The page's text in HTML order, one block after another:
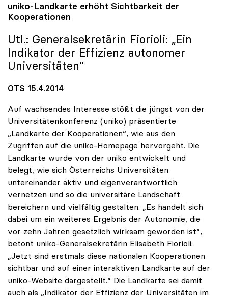
uniko-Landkarte erhöht Sichtbarkeit der
Kooperationen
Utl.: Generalsekretärin Fiorioli: „Ein
Indikator der Effizienz autonomer
Universitäten“
OTS 15.4.2014
Auf wachsendes Interesse stößt die jüngst von der
Universitätenkonferenz (uniko) präsentierte
„Landkarte der Kooperationen“, wie aus den
Zugriffen auf die uniko-Homepage hervorgeht. Die
Landkarte wurde von der uniko entwickelt und
belegt, wie sich Österreichs Universitäten
untereinander aktiv und eigenverantwortlich
vernetzen und so die universitäre Landschaft
bereichern und vielfältig gestalten. „Es handelt sich
dabei um ein weiteres Ergebnis der Autonomie, die
vor zehn Jahren gesetzlich wirksam geworden ist“,
betont uniko-Generalsekretärin Elisabeth Fiorioli.
„Jetzt sind erstmals diese nationalen Kooperationen
sichtbar und auf einer interaktiven Landkarte auf der
uniko-Website dargestellt.“ Die Landkarte sei damit
auch als „Indikator der Effizienz der Universitäten im